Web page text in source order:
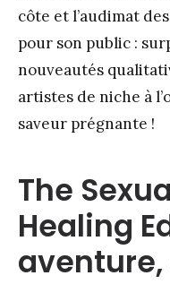
côte et l’audimat
pour son public :
nouveautés
artistes de niche à
saveur prégnante !
The
Healing